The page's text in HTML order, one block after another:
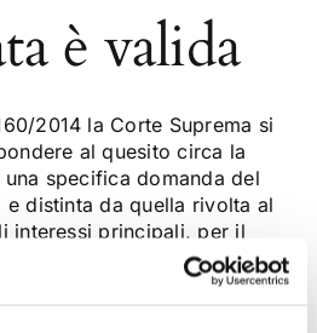
è valida
2014 la Corte Suprema si
al quesito circa la
specifica domanda del
distinta da quella rivolta al
interessi principali, per il
interessi cd. anatocistici
interessi già [...]